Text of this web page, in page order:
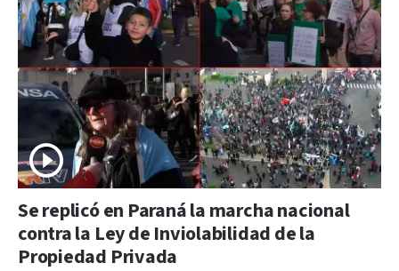
Se replicó en Paraná la marcha nacional
contra la Ley de Inviolabilidad de la
Propiedad Privada